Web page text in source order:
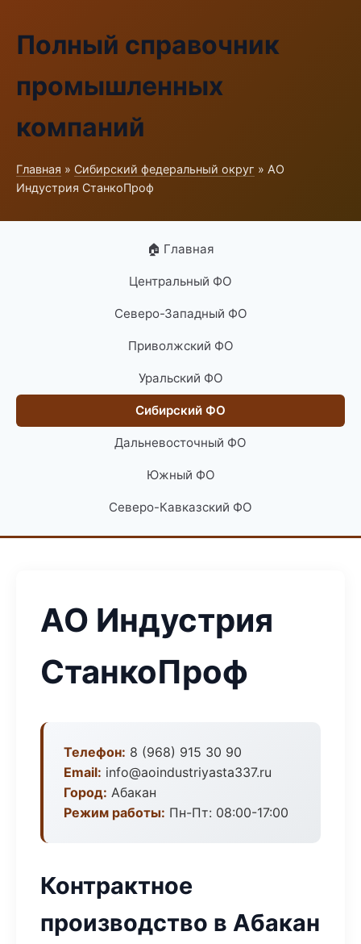
Полный справочник
промышленных
компаний
Главная » Сибирский федеральный округ » АО
Индустрия СтанкоПроф
🏠 Главная
Центральный ФО
Северо-Западный ФО
Приволжский ФО
Уральский ФО
Сибирский ФО
Дальневосточный ФО
Южный ФО
Северо-Кавказский ФО
АО Индустрия
СтанкоПроф
Телефон: 8 (968) 915 30 90
Email: info@aoindustriyasta337.ru
Город: Абакан
Режим работы: Пн-Пт: 08:00-17:00
Контрактное
производство в Абакан